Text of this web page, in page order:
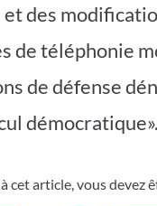
des
de téléphonie
de défense
démocratique».
cet article, vous devez